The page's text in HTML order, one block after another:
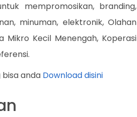
mempromosikan, branding,
minuman, elektronik, Olahan
Mikro Kecil Menengah, Koperasi
anda Download disini